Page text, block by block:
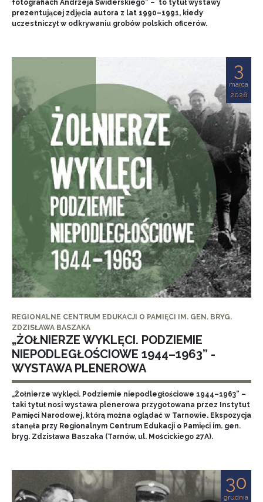
fotografiach Andrzeja Świderskiego” – to tytuł wystawy
prezentującej zdjęcia autora z lat 1990–1991, kiedy
uczestniczył w odkrywaniu grobów polskich oficerów.
3
marca
2026
REGIONALNE CENTRUM EDUKACJI O PAMIĘCI IM. GEN. BRYG.
ZDZISŁAWA BASZAKA
„ŻOŁNIERZE WYKLĘCI. PODZIEMIE
NIEPODLEGŁOŚCIOWE 1944–1963” -
WYSTAWA PLENEROWA
„Żołnierze wyklęci. Podziemie niepodległościowe 1944–1963” –
taki tytuł nosi wystawa plenerowa przygotowana przez Instytut
Pamięci Narodowej, którą można oglądać w Tarnowie. Ekspozycja
stanęła przy Regionalnym Centrum Edukacji o Pamięci im. gen.
bryg. Zdzisława Baszaka (Tarnów, ul. Mościckiego 27A).
30
grudnia